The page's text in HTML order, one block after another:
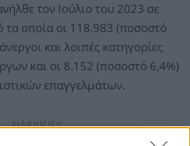
τον Ιούλιο του 2023 σε
οποία οι 118.983 (ποσοστό
και λοιπές κατηγορίες
και οι 8.152 (ποσοστό 6,4%)
επαγγελμάτων.